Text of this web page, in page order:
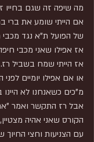
מה שיפה זה שגם בחייו
אם הייתי שומע את ברי
של הפועל ת"א נגד מכבי
אז אפילו שאני מכבי
אז הייתי שמח בשביל רז.
או אם אפילו יומיים
מ"כים כשאנחנו לא היינו
אבל רז התקשר ואמר
הקורס שאני אהיה
עם הצניעות וחצי החיוך